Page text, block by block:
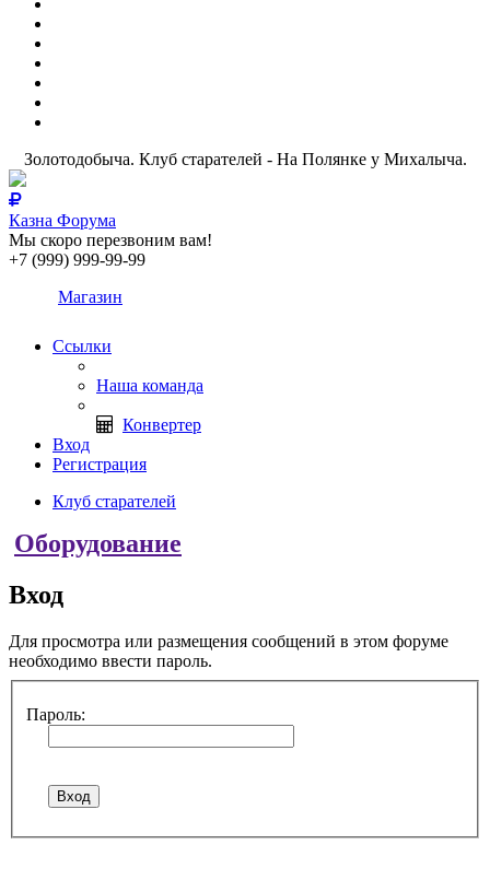
Золотодобыча. Клуб старателей - На Полянке у Михалыча.
Казна Форума
Мы скоро перезвоним вам!
+7 (999) 999-99-99
Магазин
Ссылки
Наша команда
Конвертер
Вход
Регистрация
Клуб старателей
Оборудование
Вход
Для просмотра или размещения сообщений в этом форуме
необходимо ввести пароль.
Пароль: